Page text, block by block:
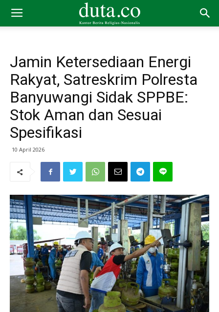
Jamin Ketersediaan Energi
Rakyat, Satreskrim Polresta
Banyuwangi Sidak SPPBE:
Stok Aman dan Sesuai
Spesifikasi
10 April 2026